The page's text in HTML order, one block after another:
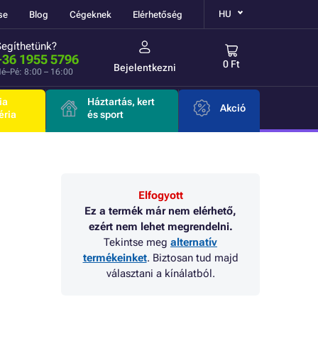
Blog Cégeknek Elérhetőség HU
1955 5796
8:00 – 16:00 Bejelentkezni 0 Ft
Háztartás, kert
és sport
Akció
Elfogyott
Ez a termék már nem elérhető,
ezért nem lehet megrendelni.
Tekintse meg alternatív
termékeinket. Biztosan tud majd
választani a kínálatból.